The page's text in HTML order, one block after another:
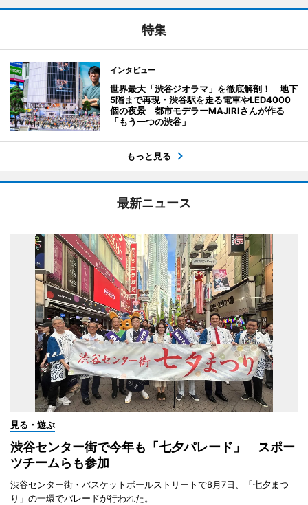
特集
インタビュー
世界最大「渋谷ジオラマ」を徹底解剖！ 地下
5階まで再現・渋谷駅を走る電車やLED4000
個の夜景 都市モデラーMAJIRIさんが作る
「もう一つの渋谷」
もっと見る
最新ニュース
見る・遊ぶ
渋谷センター街で今年も「七夕パレード」 スポー
ツチームらも参加
渋谷センター街・バスケットボールストリートで8月7日、「七夕まつ
り」の一環でパレードが行われた。